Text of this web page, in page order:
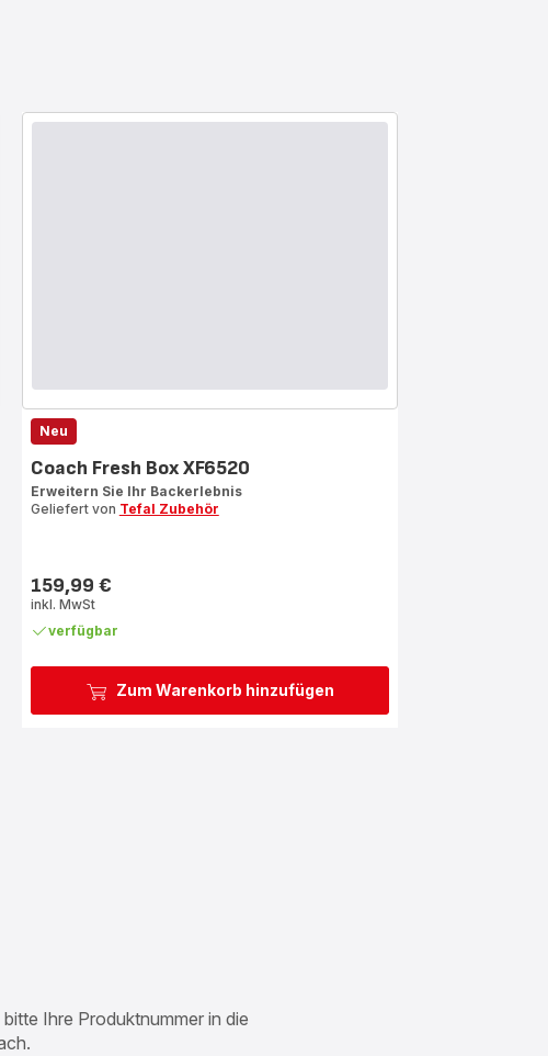
Zum Warenkorb hinzufügen
Neu
Coach Fresh Box XF6520
Erweitern Sie Ihr Backerlebnis
Geliefert von Tefal Zubehör
Preis
159,99 €
inkl. MwSt
verfügbar
Ihre Produktnummer in die